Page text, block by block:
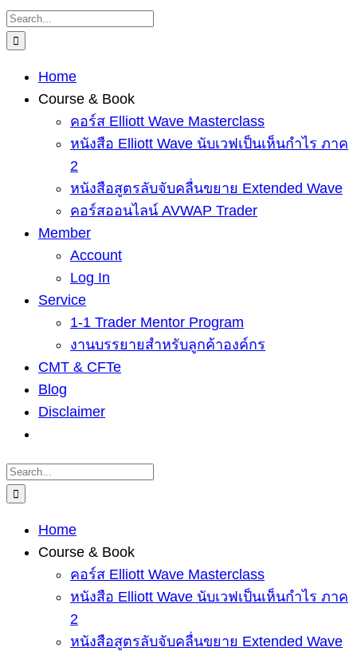
Skip
to
Search
for:
Home
Course & Book
คอร์ส Elliott Wave Masterclass
หนังสือ Elliott Wave นับเวฟเป็นเห็นกำไร ภาค
2
หนังสือสูตรลับจับคลื่นขยาย Extended Wave
คอร์สออนไลน์ AVWAP Trader
Member
Account
Log In
Service
1-1 Trader Mentor Program
งานบรรยายสำหรับลูกค้าองค์กร
CMT & CFTe
Blog
Disclaimer
Search
for:
Home
Course & Book
คอร์ส Elliott Wave Masterclass
หนังสือ Elliott Wave นับเวฟเป็นเห็นกำไร ภาค
2
หนังสือสูตรลับจับคลื่นขยาย Extended Wave